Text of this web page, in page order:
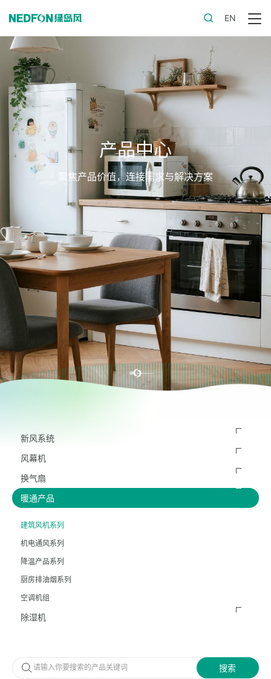
EN
产品中心
聚焦产品价值，连接需求与解决方案
新风系统
风幕机
换气扇
暖通产品
建筑风机系列
机电通风系列
降温产品系列
厨房排油烟系列
空调机组
除湿机